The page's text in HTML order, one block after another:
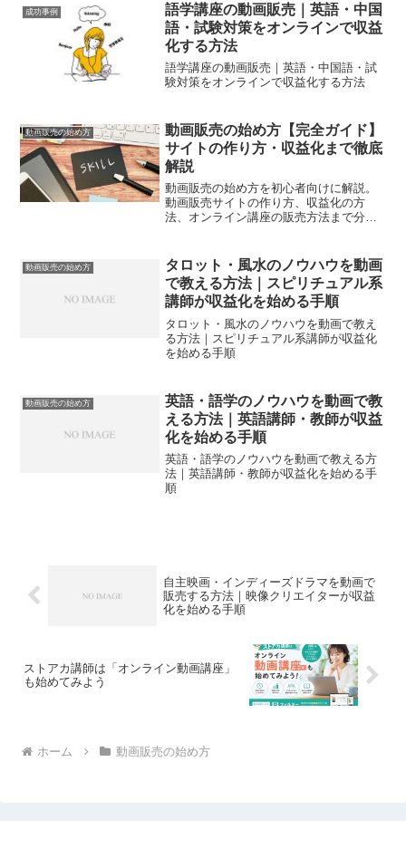
成功事例
語学講座の動画販売｜英語・中国
語・試験対策をオンラインで収益
化する方法
語学講座の動画販売｜英語・中国語・試
験対策をオンラインで収益化する方法
動画販売の始め方
動画販売の始め方【完全ガイド】
サイトの作り方・収益化まで徹底
解説
動画販売の始め方を初心者向けに解説。
動画販売サイトの作り方、収益化の方
法、オンライン講座の販売方法まで分か
動画販売の始め方
タロット・風水のノウハウを動画
で教える方法｜スピリチュアル系
講師が収益化を始める手順
タロット・風水のノウハウを動画で教え
る方法｜スピリチュアル系講師が収益化
を始める手順
動画販売の始め方
英語・語学のノウハウを動画で教
える方法｜英語講師・教師が収益
化を始める手順
英語・語学のノウハウを動画で教える方
法｜英語講師・教師が収益化を始める手
順
自主映画・インディーズドラマを動画で
販売する方法｜映像クリエイターが収益
化を始める手順
ストアカ講師は「オンライン動画講座」
も始めてみよう
ホーム 動画販売の始め方